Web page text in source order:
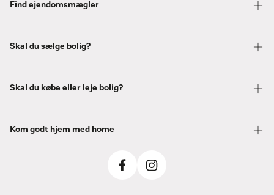
Find ejendomsmægler
Skal du sælge bolig?
Skal du købe eller leje bolig?
Kom godt hjem med home